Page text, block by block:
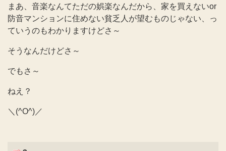
まあ、音楽なんてただの娯楽なんだから、家を買えないor
防音マンションに住めない貧乏人が望むものじゃない、っ
ていうのもわかりますけどさ～
そうなんだけどさ～
でもさ～
ねえ？
＼(^O^)／